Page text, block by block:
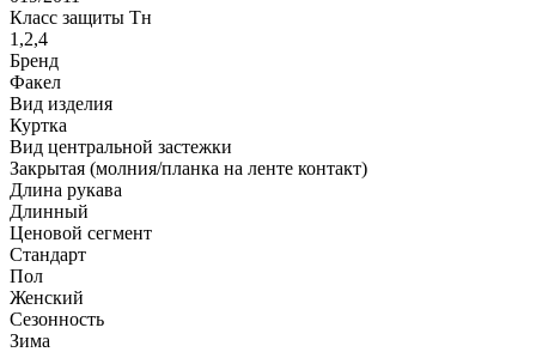
Класс защиты Тн
1,2,4
Бренд
Факел
Вид изделия
Куртка
Вид центральной застежки
Закрытая (молния/планка на ленте контакт)
Длина рукава
Длинный
Ценовой сегмент
Стандарт
Пол
Женский
Сезонность
Зима